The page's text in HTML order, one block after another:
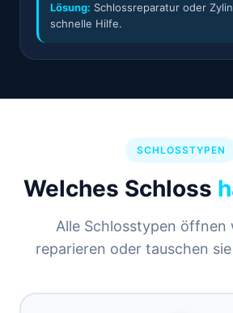
Lösung: Schlossreparatur oder
schnelle Hilfe.
SCHLOSSTYPEN
Welches Schloss
Alle Schlosstypen öffnen
reparieren oder tauschen